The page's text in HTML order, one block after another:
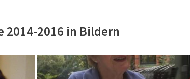
2014-2016 in Bildern